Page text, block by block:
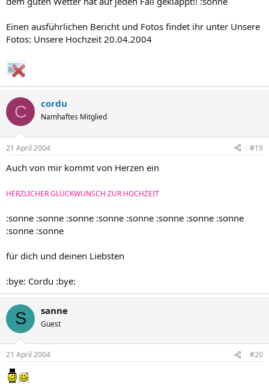
Einen ausführlichen Bericht und Fotos findet ihr unter Unsere
Fotos: Unsere Hochzeit 20.04.2004
C cordu
Namhaftes Mitglied
21 April 2004 #19
Auch von mir kommt von Herzen ein
HERZLICHER GLÜCKWUNSCH ZUR HOCHZEIT
:sonne :sonne :sonne :sonne :sonne :sonne :sonne :sonne
:sonne :sonne
für dich und deinen Liebsten
:bye: Cordu :bye:
S sanne
Guest
21 April 2004 #20